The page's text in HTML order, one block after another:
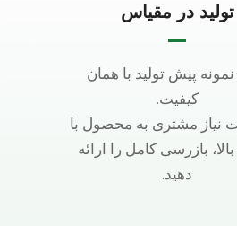
تولید در مقیاس
نمونه پیش تولید با همان
کیفیت.
نیاز مشتری به محصول با
بازرسی کامل را ارائه
دهید.